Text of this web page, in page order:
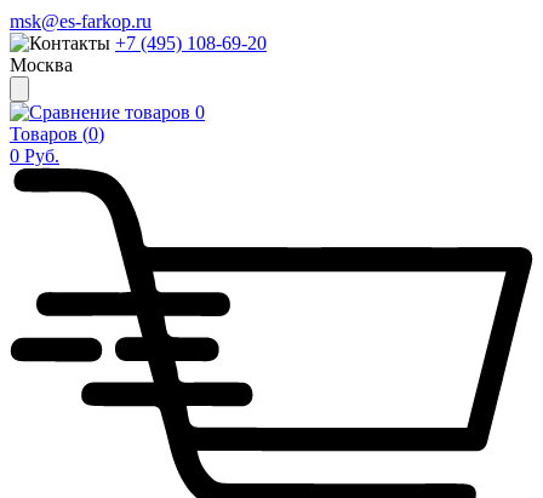
msk@es-farkop.ru
+7 (495) 108-69-20
Москва
0
Товаров (0)
0 Руб.